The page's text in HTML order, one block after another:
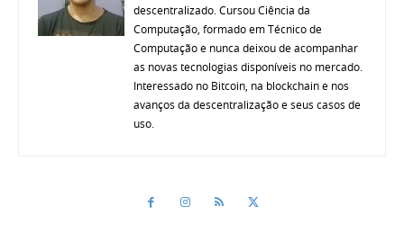
descentralizado. Cursou Ciência da
Computação, formado em Técnico de
Computação e nunca deixou de acompanhar
as novas tecnologias disponíveis no mercado.
Interessado no Bitcoin, na blockchain e nos
avanços da descentralização e seus casos de
uso.